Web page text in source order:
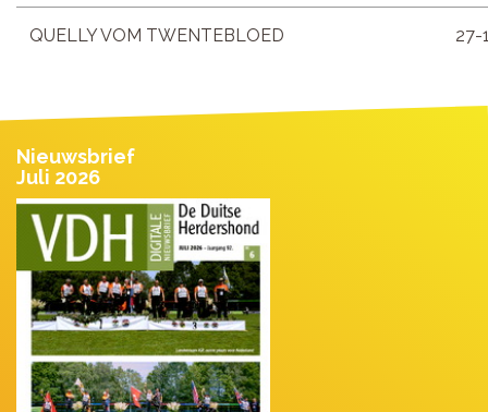
QUELLY VOM TWENTEBLOED 27-
Nieuwsbrief
Juli 2026